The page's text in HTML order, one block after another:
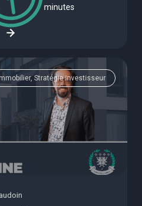
minutes
Stratégie investisseur